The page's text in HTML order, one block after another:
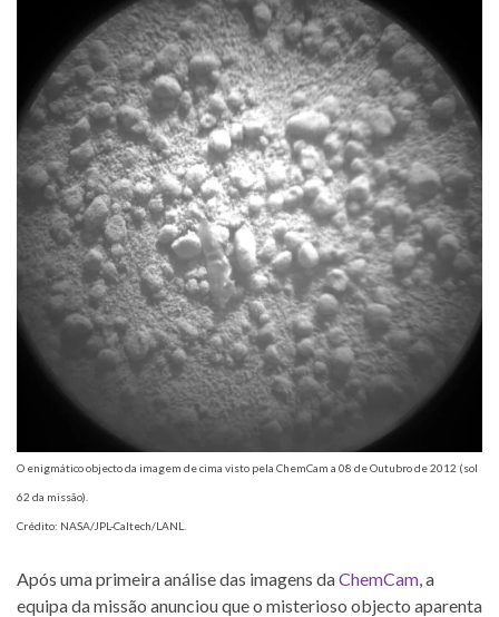
O enigmático objecto da imagem de cima visto pela ChemCam a 08 de Outubro de 2012 (sol
62 da missão).
Crédito: NASA/JPL-Caltech/LANL.
Após uma primeira análise das imagens daChemCam, a
equipa da missão anunciou que o misterioso objecto aparenta